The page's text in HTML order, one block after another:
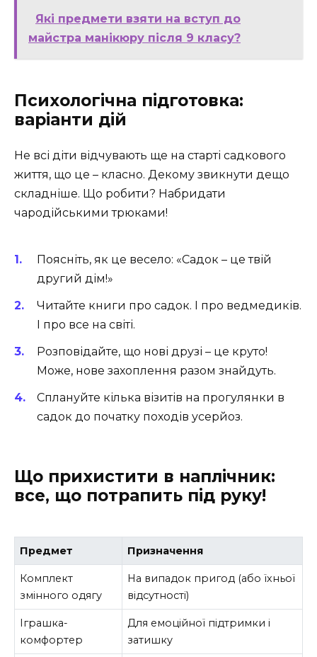
Які предмети взяти на вступ до
майстра манікюру після 9 класу?
Психологічна підготовка:
варіанти дій
Не всі діти відчувають ще на старті садкового
життя, що це – класно. Декому звикнути дещо
складніше. Що робити? Набридати
чародійськими трюками!
Поясніть, як це весело: «Садок – це твій
другий дім!»
Читайте книги про садок. І про ведмедиків.
І про все на світі.
Розповідайте, що нові друзі – це круто!
Може, нове захоплення разом знайдуть.
Сплануйте кілька візитів на прогулянки в
садок до початку походів усерйоз.
Що прихистити в наплічник:
все, що потрапить під руку!
Предмет Призначення
Комплект
змінного одягу
На випадок пригод (або їхньої
відсутності)
Іграшка-
комфортер
Для емоційної підтримки і
затишку